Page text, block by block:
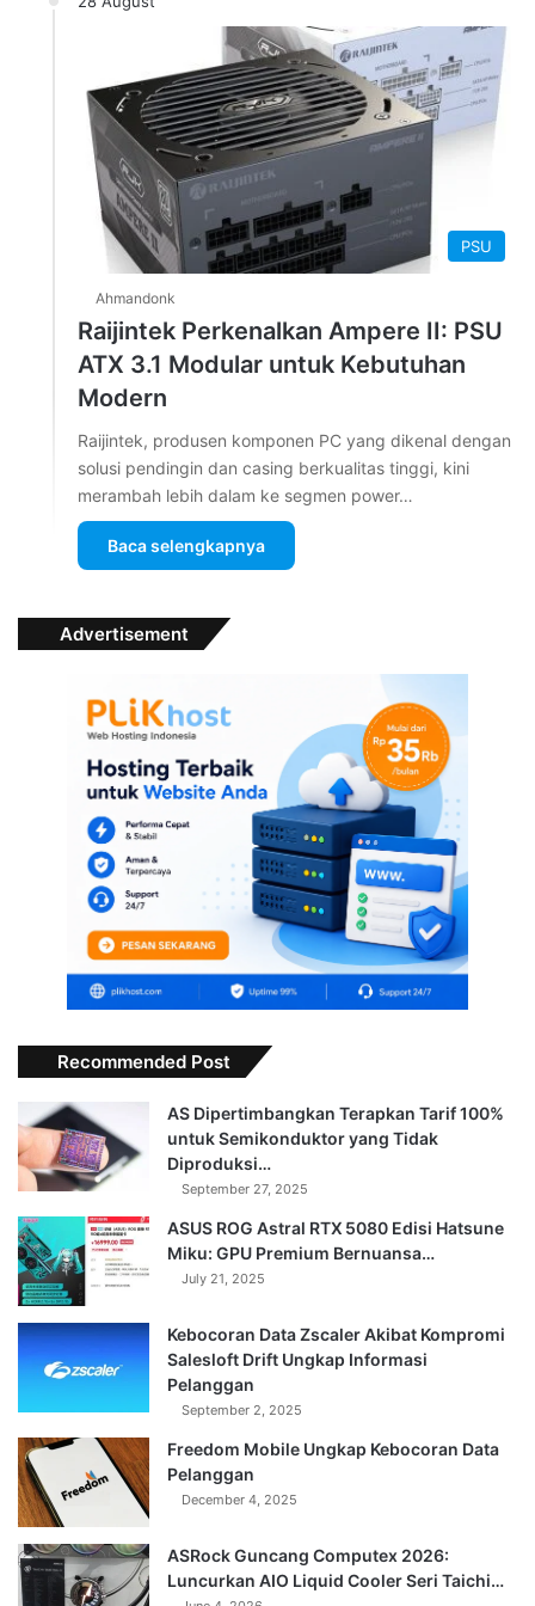
PSU
Ahmandonk
Raijintek Perkenalkan Ampere II: PSU
ATX 3.1 Modular untuk Kebutuhan
Modern
Raijintek, produsen komponen PC yang dikenal dengan
solusi pendingin dan casing berkualitas tinggi, kini
merambah lebih dalam ke segmen power…
Baca selengkapnya
Advertisement
Recommended Post
AS Dipertimbangkan Terapkan Tarif 100%
untuk Semikonduktor yang Tidak
Diproduksi…
September 27, 2025
ASUS ROG Astral RTX 5080 Edisi Hatsune
Miku: GPU Premium Bernuansa…
July 21, 2025
Kebocoran Data Zscaler Akibat Kompromi
Salesloft Drift Ungkap Informasi
Pelanggan
September 2, 2025
Freedom Mobile Ungkap Kebocoran Data
Pelanggan
December 4, 2025
ASRock Guncang Computex 2026:
Luncurkan AIO Liquid Cooler Seri Taichi…